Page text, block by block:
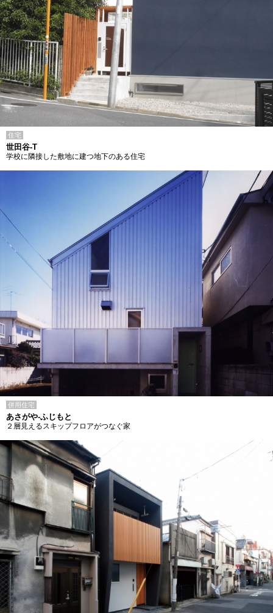
住宅
世田谷-T
学校に隣接した敷地に建つ地下のある住宅
併用住宅
あさがや-ふじもと
２層見えるスキップフロアがつなぐ家